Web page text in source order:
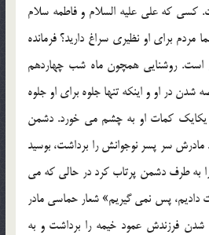
کسي که علي عليه السلام و فاطمه سلام
مردم براي او نظيري سراغ داريد؟ فرمانده
روشنايي همچون ماه شب چهاردهم
در او و اينکه تنها جلوه براي او جلوه
يکايک کمات او به چشم مي خورد. دشمن
سر پسر نوجوانش را برداشت، بوسيد
به طرف دشمن پرتاب کرد در حالي که مي
پس نمي گيريم» شعار حماسي مادر
فرزندش عمود خيمه را برداشت و به